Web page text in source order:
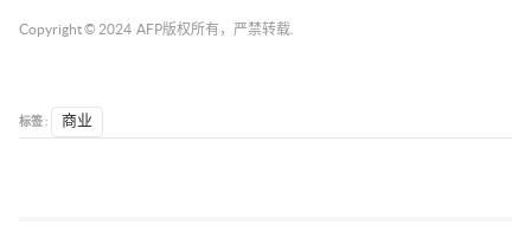
Copyright © 2024 AFP版权所有，严禁转载.
标签 : 商业